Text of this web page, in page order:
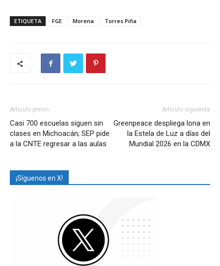
ETIQUETA FGE Morena Torres Piña
Artículo previo
Casi 700 escuelas siguen sin
clases en Michoacán; SEP pide
a la CNTE regresar a las aulas
Artículo siguiente
Greenpeace despliega lona en
la Estela de Luz a días del
Mundial 2026 en la CDMX
¡Síguenos en X!